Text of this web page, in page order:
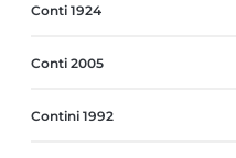
Conti 1924
Conti 2005
Contini 1992